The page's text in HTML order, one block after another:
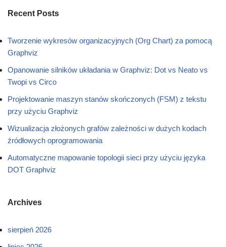
Recent Posts
Tworzenie wykresów organizacyjnych (Org Chart) za pomocą
Graphviz
Opanowanie silników układania w Graphviz: Dot vs Neato vs
Twopi vs Circo
Projektowanie maszyn stanów skończonych (FSM) z tekstu
przy użyciu Graphviz
Wizualizacja złożonych grafów zależności w dużych kodach
źródłowych oprogramowania
Automatyczne mapowanie topologii sieci przy użyciu języka
DOT Graphviz
Archives
sierpień 2026